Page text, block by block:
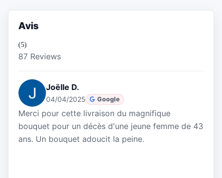
Avis
(5)
87 Reviews
Joëlle D.
04/04/2025 Google
Merci pour cette livraison du magnifique
bouquet pour un décès d'une jeune femme de 43
ans. Un bouquet adoucit la peine.